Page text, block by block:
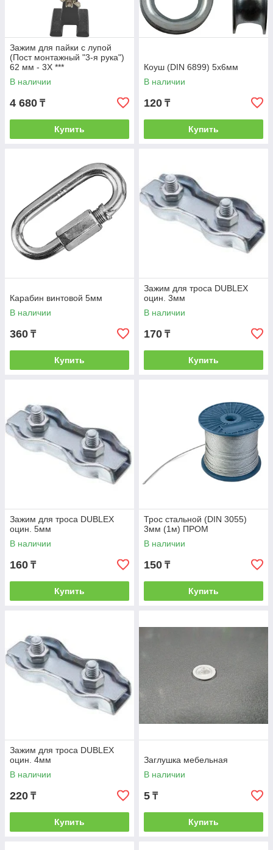
Зажим для пайки с лупой
(Пост монтажный "3-я рука")
62 мм - 3Х ***
В наличии
4 680 ₸
Купить
Коуш (DIN 6899) 5х6мм
В наличии
120 ₸
Купить
Карабин винтовой 5мм
В наличии
360 ₸
Купить
Зажим для троса DUBLEX
оцин. 3мм
В наличии
170 ₸
Купить
Зажим для троса DUBLEX
оцин. 5мм
В наличии
160 ₸
Купить
Трос стальной (DIN 3055)
3мм (1м) ПРОМ
В наличии
150 ₸
Купить
Зажим для троса DUBLEX
оцин. 4мм
В наличии
220 ₸
Купить
Заглушка мебельная
В наличии
5 ₸
Купить